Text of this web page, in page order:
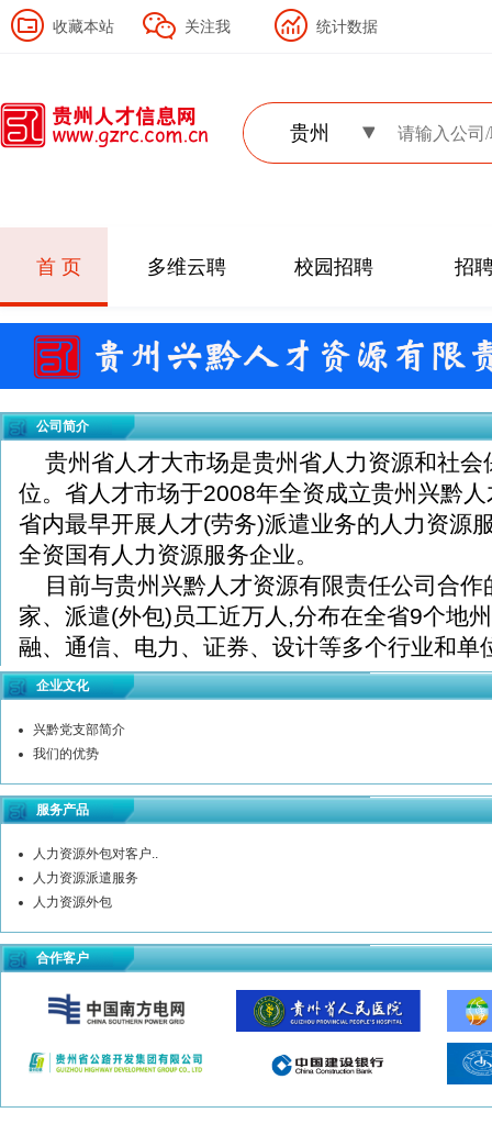
收藏本站 关注我 统计数据
贵州
首 页 多维云聘 校园招聘 招
公司简介
贵州省人才大市场是贵州省人力资源和社
位。省人才市场于2008年全资成立贵州兴黔
省内最早开展人才(劳务)派遣业务的人力资源
全资国有人力资源服务企业。
目前与贵州兴黔人才资源有限责任公司合
家、派遣(外包)员工近万人,分布在全省9个地
融、通信、电力、证券、设计等多个行业和单
市场化配置。
依托政府及自身的雄厚实力可为用人单位提
1.人才(劳务)派遣
3.招聘流程外包(RPO)
4.档案托管、档案材料审核、档案整理、档
公司目前可以实现在全省8个地州市当地，
相关人事管理基础工作。我们本着“以人为本,
企业文化
兴黔党支部简介
我们的优势
服务产品
人力资源外包对客户..
人力资源派遣服务
人力资源外包
合作客户